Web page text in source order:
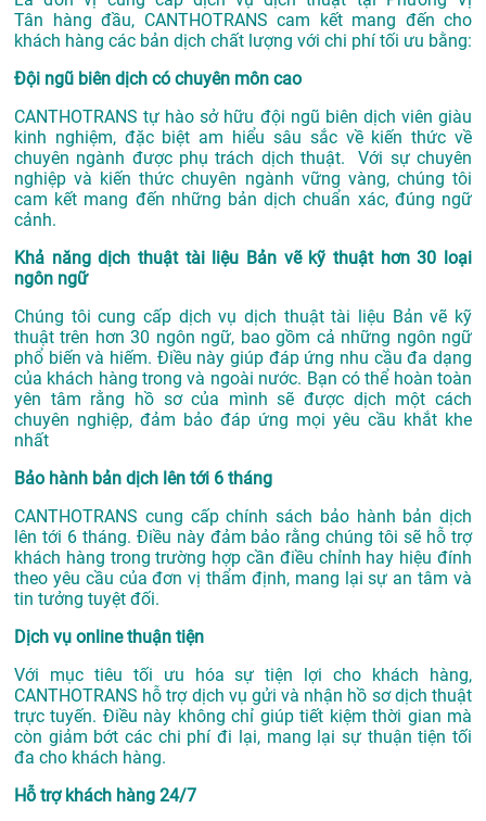
Tân hàng đầu, CANTHOTRANS cam kết mang đến cho
khách hàng các bản dịch chất lượng với chi phí tối ưu bằng:
Đội ngũ biên dịch có chuyên môn cao
CANTHOTRANS tự hào sở hữu đội ngũ biên dịch viên giàu
kinh nghiệm, đặc biệt am hiểu sâu sắc về kiến thức về
chuyên ngành được phụ trách dịch thuật. Với sự chuyên
nghiệp và kiến thức chuyên ngành vững vàng, chúng tôi
cam kết mang đến những bản dịch chuẩn xác, đúng ngữ
cảnh.
Khả năng dịch thuật tài liệu Bản vẽ kỹ thuật hơn 30 loại
ngôn ngữ
Chúng tôi cung cấp dịch vụ dịch thuật tài liệu Bản vẽ kỹ
thuật trên hơn 30 ngôn ngữ, bao gồm cả những ngôn ngữ
phổ biến và hiếm. Điều này giúp đáp ứng nhu cầu đa dạng
của khách hàng trong và ngoài nước. Bạn có thể hoàn toàn
yên tâm rằng hồ sơ của mình sẽ được dịch một cách
chuyên nghiệp, đảm bảo đáp ứng mọi yêu cầu khắt khe
nhất
Bảo hành bản dịch lên tới 6 tháng
CANTHOTRANS cung cấp chính sách bảo hành bản dịch
lên tới 6 tháng. Điều này đảm bảo rằng chúng tôi sẽ hỗ trợ
khách hàng trong trường hợp cần điều chỉnh hay hiệu đính
theo yêu cầu của đơn vị thẩm định, mang lại sự an tâm và
tin tưởng tuyệt đối.
Dịch vụ online thuận tiện
Với mục tiêu tối ưu hóa sự tiện lợi cho khách hàng,
CANTHOTRANS hỗ trợ dịch vụ gửi và nhận hồ sơ dịch thuật
trực tuyến. Điều này không chỉ giúp tiết kiệm thời gian mà
còn giảm bớt các chi phí đi lại, mang lại sự thuận tiện tối
đa cho khách hàng.
Hỗ trợ khách hàng 24/7